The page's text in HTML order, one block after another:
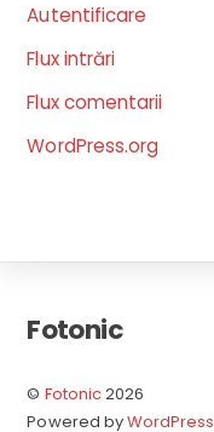
Autentificare
Flux intrări
Flux comentarii
WordPress.org
Fotonic
© Fotonic2026
Powered byWordPress